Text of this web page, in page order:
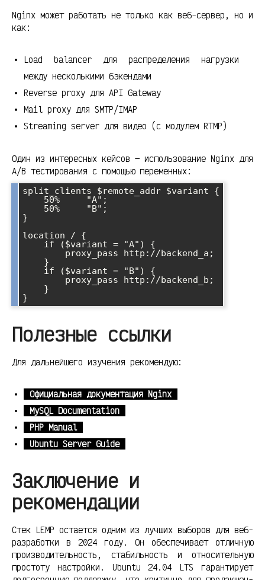
Nginx может работать не только как веб-сервер, но и
как:
Load balancer для распределения нагрузки
между несколькими бэкендами
Reverse proxy для API Gateway
Mail proxy для SMTP/IMAP
Streaming server для видео (с модулем RTMP)
Один из интересных кейсов — использование Nginx для
A/B тестирования с помощью переменных:
split_clients $remote_addr $variant {
}
location / {
Полезные ссылки
Для дальнейшего изучения рекомендую:
Официальная документация Nginx
MySQL Documentation
PHP Manual
Ubuntu Server Guide
Заключение и
рекомендации
Стек LEMP остается одним из лучших выборов для веб-
разработки в 2024 году. Он обеспечивает отличную
производительность, стабильность и относительную
простоту настройки. Ubuntu 24.04 LTS гарантирует